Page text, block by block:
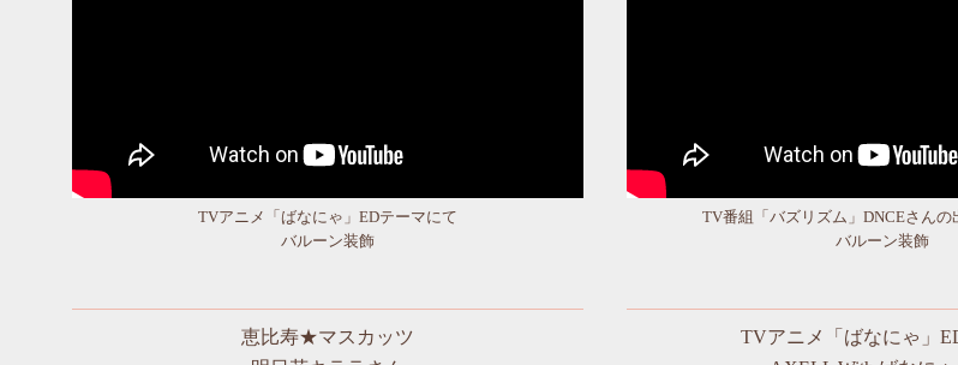
TVアニメ「ばなにゃ」EDテーマにて
バルーン装飾
TV番組「バズリズム」DNCEさんの
バルーン装飾
恵比寿★マスカッツ
TVアニメ「ばなにゃ」